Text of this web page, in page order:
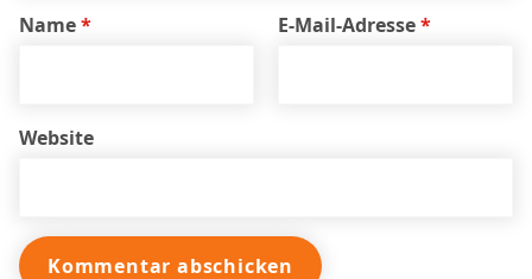
Name* E-Mail-Adresse*
Website